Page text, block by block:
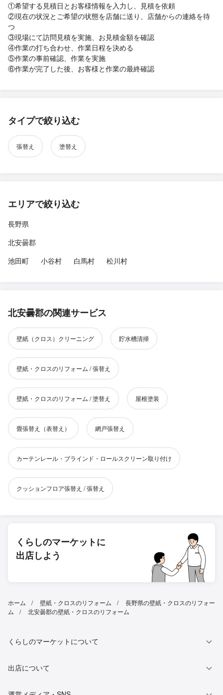
①希望する見積日とお客様情報を入力し、見積を依頼
②現在の状況とご希望の状態を店舗に送り、店舗からの連絡を待
つ
③現場にて訪問見積を実施、お見積金額を確認
④作業の打ち合わせ、作業日程を決める
⑤作業の事前確認、作業を実施
⑥作業が完了した後、お客様と作業の最終確認
タイプで絞り込む
張替え 塗替え
エリアで絞り込む
長野県
北安曇郡
池田町
小谷村 白馬村 松川村
北安曇郡の関連サービス
壁紙（クロス）クリーニング 貯水槽清掃
壁紙・クロスのリフォーム / 張替え
壁紙・クロスのリフォーム / 塗替え 屋根塗装
畳張替え（表替え） 網戸張替え
カーテンレール・ブラインド・ロールスクリーン取り付け
クッションフロア張替え / 張替え
くらしのマーケットに
出店しよう
ホーム 壁紙・クロスのリフォーム
長野県の壁紙・クロスのリフォー
ム
北安曇郡の壁紙・クロスのリフォーム
くらしのマーケットについて
出店について